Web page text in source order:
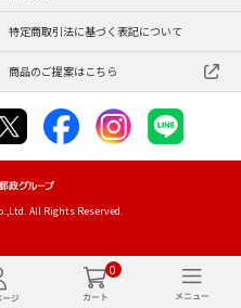
0
特定商取引法に基づく表記について
商品のご提案はこちら
All Rights Reserved.